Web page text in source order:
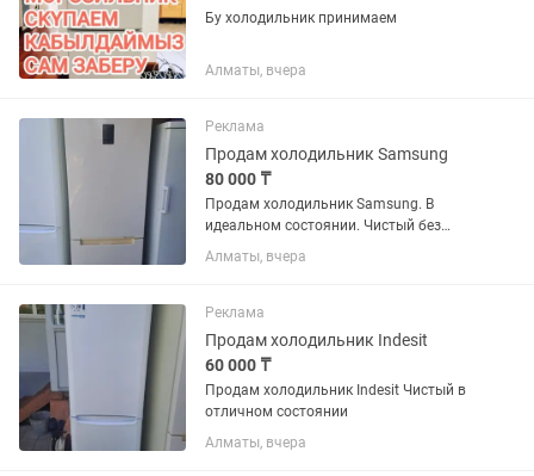
Бу холодильник принимаем
Алматы, вчера
Реклама
Продам холодильник Samsung
80 000 ₸
Продам холодильник Samsung. В
идеальном состоянии. Чистый без
запахов резинки целые. Возможно
доставка
Алматы, вчера
Реклама
Продам холодильник Indesit
60 000 ₸
Продам холодильник Indesit Чистый в
отличном состоянии
Алматы, вчера